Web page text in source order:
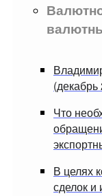
(декабрь
Что
В целях
сделок и